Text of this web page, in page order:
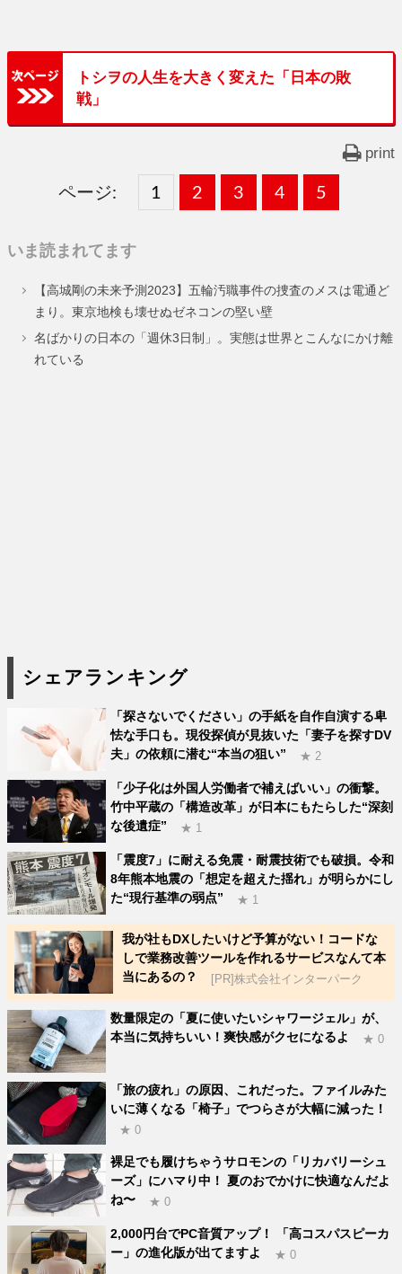
トシヲの人生を大きく変えた「日本の敗
戦」
print
ページ:
固
ー
ジ
1 ,
固
ー
ジ
2 ,
固
ー
ジ
3 ,
固
ー
ジ
4 ,
固
ー
ジ
5
いま読まれてます
【高城剛の未来予測2023】五輪汚職事件の捜査のメスは電通ど
まり。東京地検も壊せぬゼネコンの堅い壁
名ばかりの日本の「週休3日制」。実態は世界とこんなにかけ離
れている
シェアランキング
「探さないでください」の手紙を自作自演する卑
怯な手口も。現役探偵が見抜いた「妻子を探すDV
夫」の依頼に潜む“本当の狙い”
★ 2
「少子化は外国人労働者で補えばいい」の衝撃。
竹中平蔵の「構造改革」が日本にもたらした“深刻
な後遺症”
★ 1
「震度7」に耐える免震・耐震技術でも破損。令和
8年熊本地震の「想定を超えた揺れ」が明らかにし
た“現行基準の弱点”
★ 1
我が社もDXしたいけど予算がない！コードな
しで業務改善ツールを作れるサービスなんて本
当にあるの？
[PR]株式会社インターパーク
数量限定の「夏に使いたいシャワージェル」が、
本当に気持ちいい！爽快感がクセになるよ
★ 0
「旅の疲れ」の原因、これだった。ファイルみた
いに薄くなる「椅子」でつらさが大幅に減った！
★ 0
裸足でも履けちゃうサロモンの「リカバリーシュ
ーズ」にハマり中！ 夏のおでかけに快適なんだよ
ね〜
★ 0
2,000円台でPC音質アップ！ 「高コスパスピーカ
ー」の進化版が出てますよ
★ 0